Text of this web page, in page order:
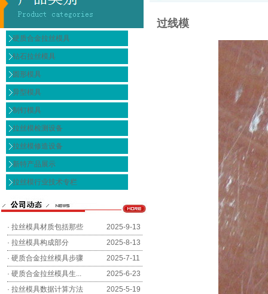
硬质合金拉丝模具
钻石拉丝模具
圆形模具
异型模具
制钉模具
拉丝模检测设备
拉丝模修造设备
新特产品展示
拉丝模行业技术专栏
· 拉丝模具材质包括那些
2025-9-13
· 拉丝模具构成部分
2025-8-13
· 硬质合金拉丝模具步骤
2025-7-11
· 硬质合金拉丝模具生...
2025-6-23
· 拉丝模具数据计算方法
2025-5-19
过线模